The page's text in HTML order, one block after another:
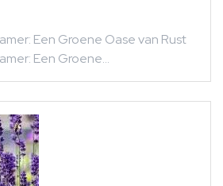
Een Groene Oase van Rust
Een Groene…